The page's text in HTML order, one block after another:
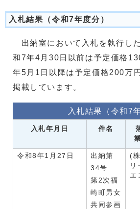
入札結果（令和7年度分）
出納室において入札を執行し
和7年4月30日以前は予定価格
年5月1日以降は予定価格200万
掲載しています。
入札結果（令和7
入札年月日 件名
令和8年1月27日
出納第
34号
第2次福
崎町男女
共同参画
(
リ
エ